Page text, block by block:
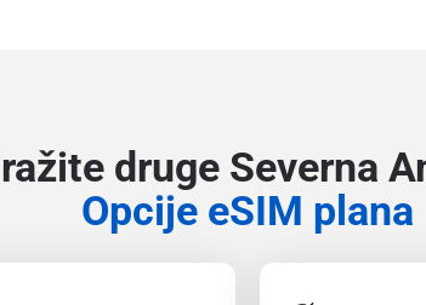
druge Severna
Opcije eSIM plana